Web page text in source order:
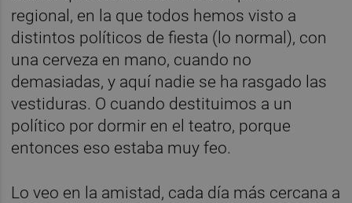
regional, en la que todos hemos visto a
distintos políticos de fiesta (lo normal), con
una cerveza en mano, cuando no
demasiadas, y aquí nadie se ha rasgado las
vestiduras. O cuando destituimos a un
político por dormir en el teatro, porque
entonces eso estaba muy feo.
Lo veo en la amistad, cada día más cercana a